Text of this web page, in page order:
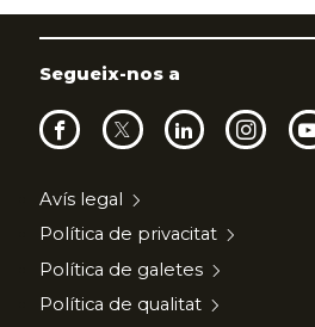
Avís legal
Política de privacitat
Política de galetes
Política de qualitat
Segueix-nos a